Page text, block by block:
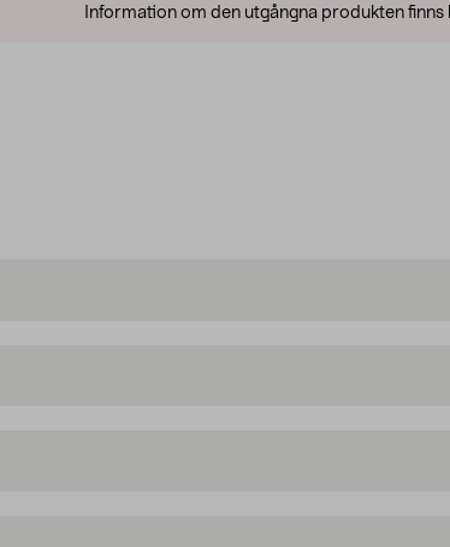
Information om den utgångna produkten finns